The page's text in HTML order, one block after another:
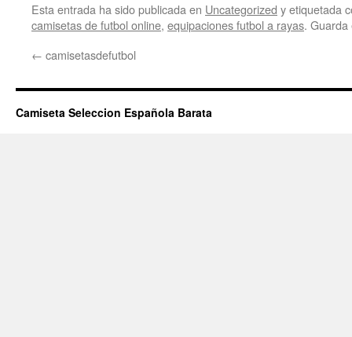
Esta entrada ha sido publicada en Uncategorized y etiquetada
camisetas de futbol online, equipaciones futbol a rayas.
← camisetasdefutbol
Camiseta Seleccion Española Barata